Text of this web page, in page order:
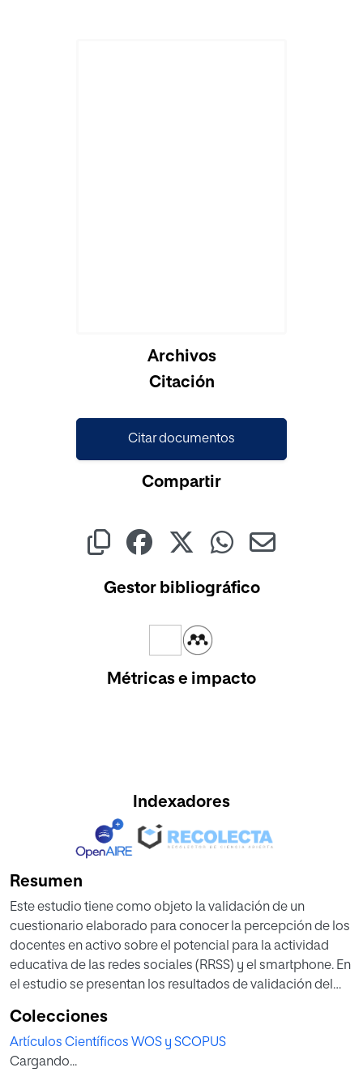
Archivos
Citación
Citar documentos
Compartir
Gestor bibliográfico
Métricas e impacto
Indexadores
Resumen
Este estudio tiene como objeto la validación de un
cuestionario elaborado para conocer la percepción de los
docentes en activo sobre el potencial para la actividad
educativa de las redes sociales (RRSS) y el smartphone. En
el estudio se presentan los resultados de validación del
Smartphone para la Acción Educativa (CURSAE). La
muestra de validación comprende 2.659 profesores de
toda España de niveles educativos no universitarios. Los
Colecciones
Artículos Científicos WOS y SCOPUS
Cargando...